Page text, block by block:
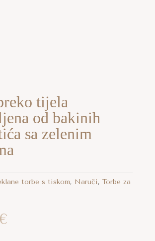
tijela
od bakinih
sa zelenim
torbe s tiskom, Naruči, Torbe za